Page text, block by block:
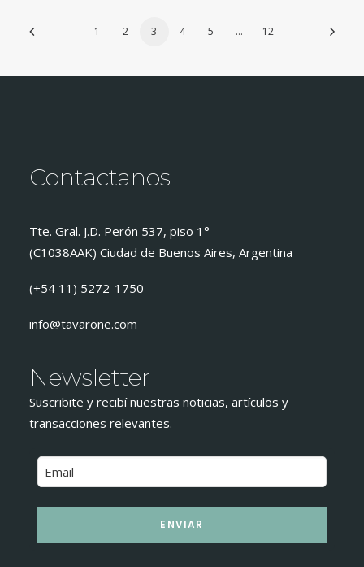
1 2 3 4 5 … 12
Contactanos
Tte. Gral. J.D. Perón 537, piso 1°
(C1038AAK) Ciudad de Buenos Aires, Argentina
(+54 11) 5272-1750
info@tavarone.com
Newsletter
Suscribite y recibí nuestras noticias, artículos y
transacciones relevantes.
ENVIAR